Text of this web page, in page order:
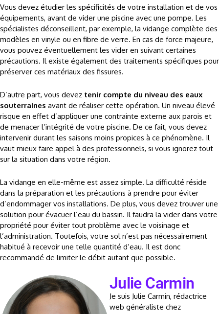
Vous devez étudier les spécificités de votre installation et de vos
équipements, avant de vider une piscine avec une pompe. Les
spécialistes déconseillent, par exemple, la vidange complète des
modèles en vinyle ou en fibre de verre. En cas de force majeure,
vous pouvez éventuellement les vider en suivant certaines
précautions. Il existe également des traitements spécifiques pour
préserver ces matériaux des fissures.
D’autre part, vous devez tenir compte du niveau des eaux
souterraines avant de réaliser cette opération. Un niveau élevé
risque en effet d’appliquer une contrainte externe aux parois et
de menacer l’intégrité de votre piscine. De ce fait, vous devez
intervenir durant les saisons moins propices à ce phénomène. Il
vaut mieux faire appel à des professionnels, si vous ignorez tout
sur la situation dans votre région.
La vidange en elle-même est assez simple. La difficulté réside
dans la préparation et les précautions à prendre pour éviter
d’endommager vos installations. De plus, vous devez trouver une
solution pour évacuer l’eau du bassin. Il faudra la vider dans votre
propriété pour éviter tout problème avec le voisinage et
l’administration. Toutefois, votre sol n’est pas nécessairement
habitué à recevoir une telle quantité d’eau. Il est donc
recommandé de limiter le débit autant que possible.
Julie Carmin
Je suis Julie Carmin, rédactrice
web généraliste chez